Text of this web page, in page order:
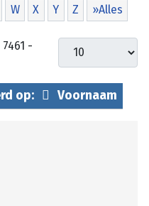
W X Y Z »Alles
-
op: Voornaam